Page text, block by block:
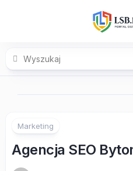
Marketing
Agencja SEO